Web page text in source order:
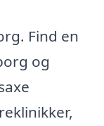
Find en
og